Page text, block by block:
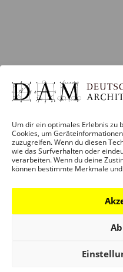
Um dir ein optimales Erlebnis zu
Cookies, um
zuzugreifen. Wenn du diesen
wie das Surfverhalten oder
verarbeiten. Wenn du deine
können bestimmte Merkmale